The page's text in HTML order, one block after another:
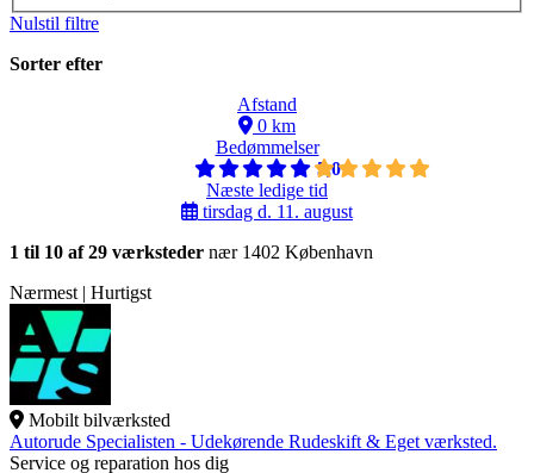
Nulstil filtre
Sorter efter
Afstand
0 km
Bedømmelser
5,0
Næste ledige tid
tirsdag d. 11. august
1 til 10 af 29 værksteder nær 1402 København
Nærmest | Hurtigst
Mobilt bilværksted
Autorude Specialisten - Udekørende Rudeskift & Eget værksted.
Service og reparation hos dig